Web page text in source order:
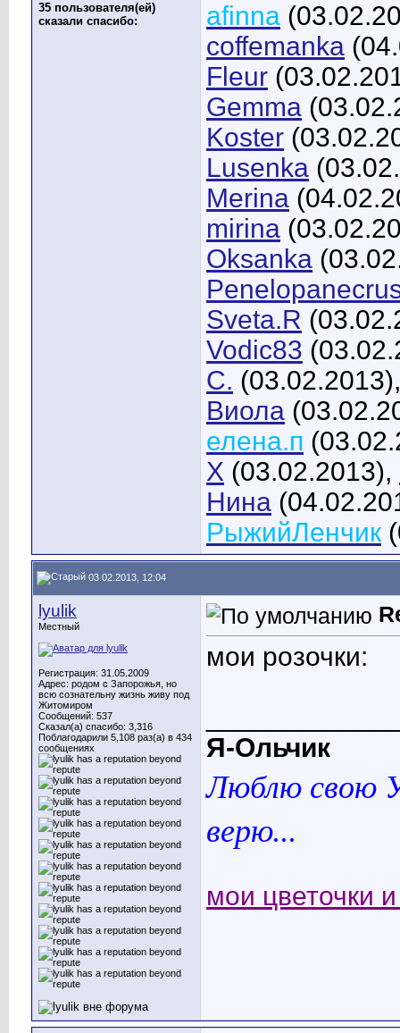
35 пользователя(ей)
сказали cпасибо:
afinna
coffemanka
Fleur
Gemma
Koster
Lusenka
Merina
mirina
Oksanka
Sveta.R
Vodic83
С.
Виола
елена.п
X (03.02.2013),
Нина
РыжийЛенчик
03.02.2013, 12:04
lyulik
Местный
Регистрация: 31.05.2009
Адрес: родом с Запорожья, но
всю сознательну жизнь живу под
Житомиром
Сообщений: 537
Сказал(а) спасибо: 3,316
Поблагодарили 5,108 раз(а) в 434
сообщениях
мои розочки:
Я-Ольчик
Люблю свою
верю...
мои цветочки